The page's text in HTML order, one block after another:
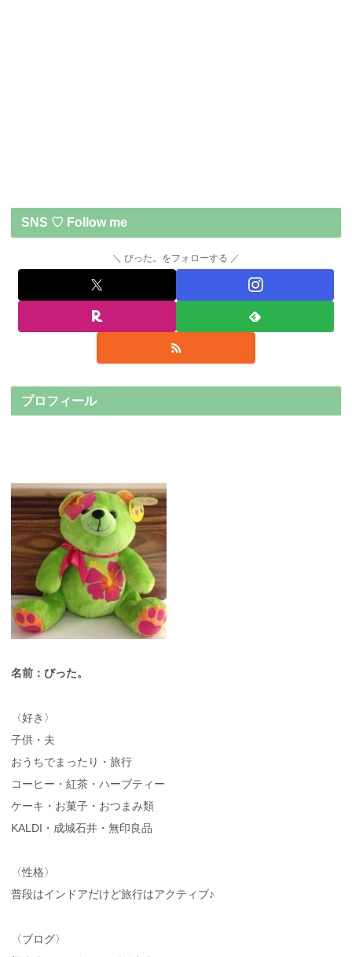
SNS ♡ Follow me
びった。をフォローする
プロフィール
名前：びった。
〈好き〉
子供・夫
おうちでまったり・旅行
コーヒー・紅茶・ハーブティー
ケーキ・お菓子・おつまみ類
KALDI・成城石井・無印良品
〈性格〉
普段はインドアだけど旅行はアクティブ♪
〈ブログ〉